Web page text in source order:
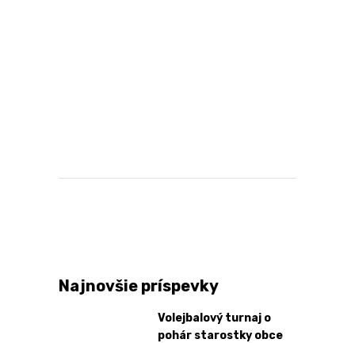
Najnovšie príspevky
Volejbalový turnaj o
pohár starostky obce